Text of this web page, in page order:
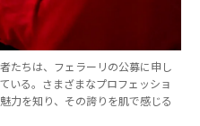
たちは、フェラーリの公募に申し
いる。さまざまなプロフェッショ
力を知り、その誇りを肌で感じる